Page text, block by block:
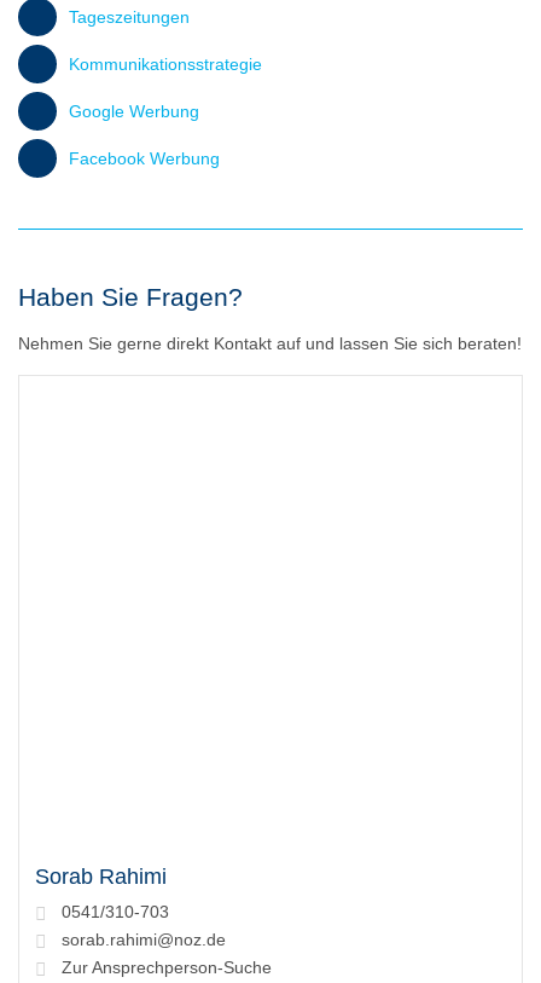
Tageszeitungen
Kommunikationsstrategie
Google Werbung
Facebook Werbung
Haben Sie Fragen?
Nehmen Sie gerne direkt Kontakt auf und lassen Sie sich beraten!
Sorab Rahimi
0541/310-703
sorab.rahimi@noz.de
Zur Ansprechperson-Suche